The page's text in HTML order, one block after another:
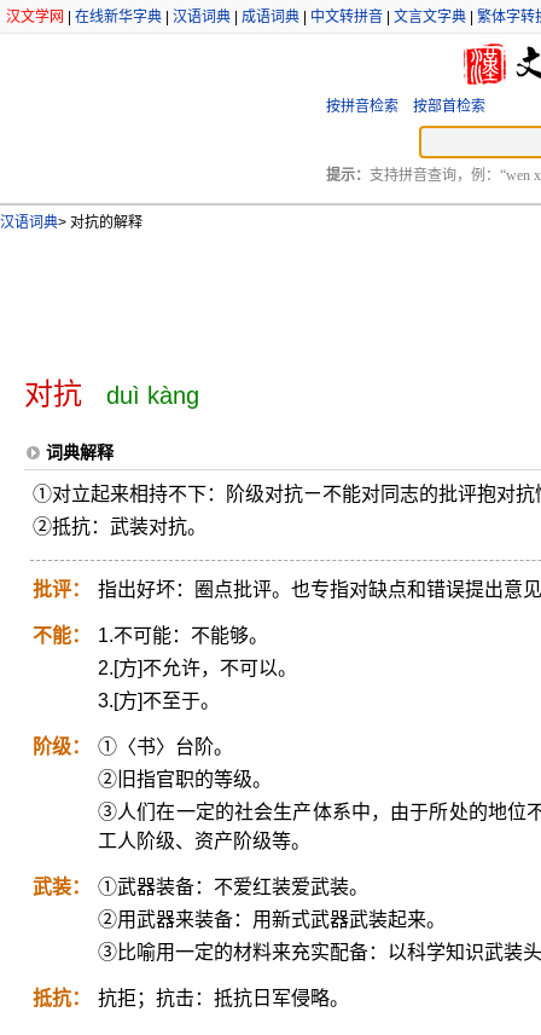
汉文学网 在线新华字典 汉语词典 成语词典 中文转拼音 文言文字典 繁体字转
按拼音检索 按部首检索
提示： 支持拼音查询，例：“wen
汉语词典> 对抗的解释
对抗 duì kàng
词典解释
①对立起来相持不下：阶级对抗ㄧ不能对同志的批评抱对抗
②抵抗：武装对抗。
批评： 指出好坏：圈点批评。也专指对缺点和错误提出意
不能：
1.不可能：不能够。
2.[方]不允许，不可以。
3.[方]不至于。
阶级：
①〈书〉台阶。
②旧指官职的等级。
③人们在一定的社会生产体系中，由于所处的地位
工人阶级、资产阶级等。
武装：
①武器装备：不爱红装爱武装。
②用武器来装备：用新式武器武装起来。
③比喻用一定的材料来充实配备：以科学知识武装
抵抗： 抗拒；抗击：抵抗日军侵略。